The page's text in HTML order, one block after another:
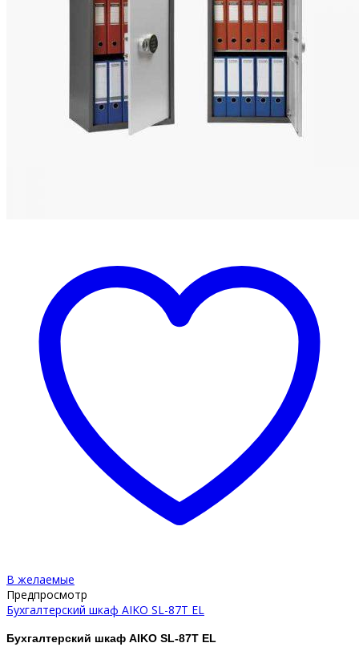
В желаемые
Предпросмотр
Бухгалтерский шкаф AIKO SL-87Т EL
Бухгалтерский шкаф AIKO SL-87Т EL